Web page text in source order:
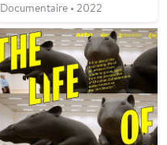
Documentaire • 2022